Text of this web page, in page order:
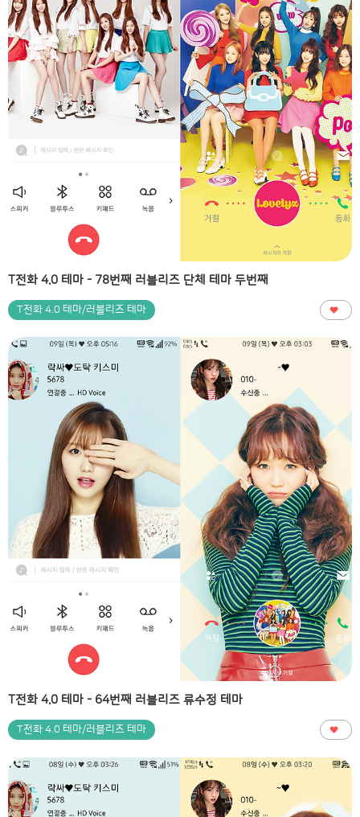
T전화 4.0 테마 - 78번째 러블리즈 단체 테마 두번째
T전화 4.0 테마/러블리즈 테마
T전화 4.0 테마 - 64번째 러블리즈 류수정 테마
T전화 4.0 테마/러블리즈 테마